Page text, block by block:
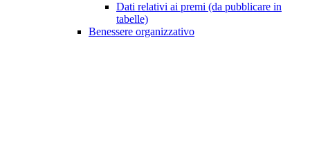
Dati relativi ai premi (da pubblicare in
tabelle)
Benessere organizzativo